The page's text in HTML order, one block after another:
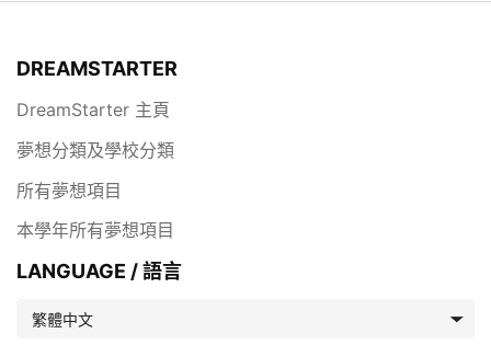
DREAMSTARTER
DreamStarter 主頁
夢想分類及學校分類
所有夢想項目
本學年所有夢想項目
LANGUAGE / 語言